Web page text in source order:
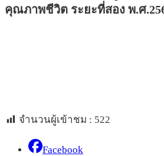
คุณภาพชีวิต ระยะที่สอง พ.ศ
จำนวนผู้เข้าชม : 522
Facebook